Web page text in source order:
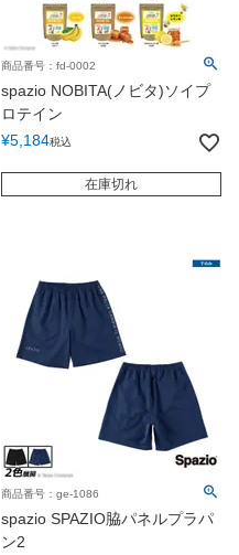
商品番号：fd-0002
spazio NOBITA(ノビタ)ソイプ
ロテイン
¥5,184税込
在庫切れ
商品番号：ge-1086
spazio SPAZIO脇パネルプラパ
ン2